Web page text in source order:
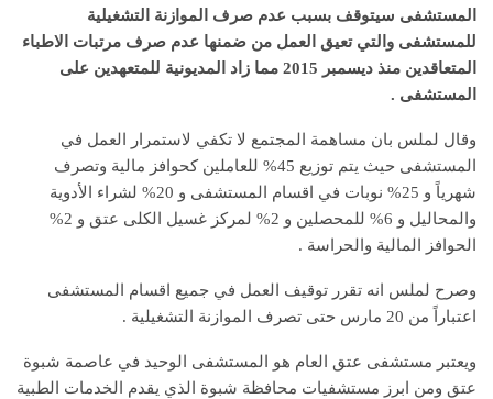
المستشفى سيتوقف بسبب عدم صرف الموازنة التشغيلية
للمستشفى والتي تعيق العمل من ضمنها عدم صرف مرتبات الاطباء
المتعاقدين منذ ديسمبر 2015 مما زاد المديونية للمتعهدين على
المستشفى .
وقال لملس بان مساهمة المجتمع لا تكفي لاستمرار العمل في
المستشفى حيث يتم توزيع 45% للعاملين كحوافز مالية وتصرف
شهرياً و 25% نوبات في اقسام المستشفى و 20% لشراء الأدوية
والمحاليل و 6% للمحصلين و 2% لمركز غسيل الكلى عتق و 2%
الحوافز المالية والحراسة .
وصرح لملس انه تقرر توقيف العمل في جميع اقسام المستشفى
اعتباراً من 20 مارس حتى تصرف الموازنة التشغيلية .
ويعتبر مستشفى عتق العام هو المستشفى الوحيد في عاصمة شبوة
عتق ومن ابرز مستشفيات محافظة شبوة الذي يقدم الخدمات الطبية